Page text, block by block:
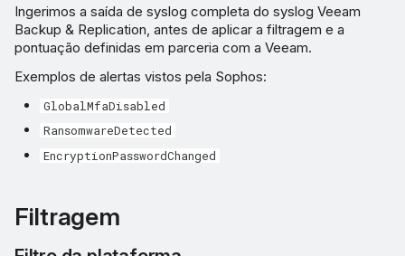
Ingerimos a saída de syslog completa do syslog Veeam
Backup & Replication, antes de aplicar a filtragem e a
pontuação definidas em parceria com a Veeam.
Exemplos de alertas vistos pela Sophos:
GlobalMfaDisabled
RansomwareDetected
EncryptionPasswordChanged
Filtragem